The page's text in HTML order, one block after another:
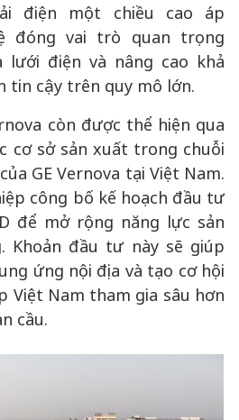
điện một chiều cao áp
đóng vai trò quan trọng
lưới điện và nâng cao khả
tin cậy trên quy mô lớn.
còn được thể hiện qua
cơ sở sản xuất trong chuỗi
GE Vernova tại Việt Nam.
công bố kế hoạch đầu tư
để mở rộng năng lực sản
Khoản đầu tư này sẽ giúp
ứng nội địa và tạo cơ hội
Việt Nam tham gia sâu hơn
cầu.